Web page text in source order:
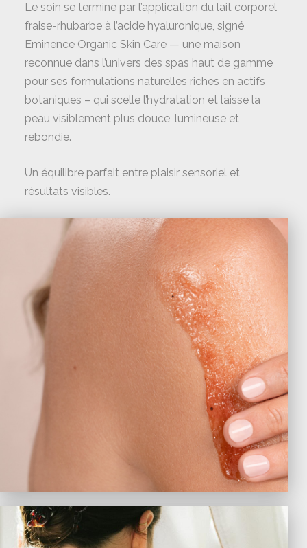
Le soin se termine par l’application du lait corporel
fraise-rhubarbe à l’acide hyaluronique, signé
Eminence Organic Skin Care— une maison
reconnue dans l’univers des spas haut de gamme
pour ses formulations naturelles riches en actifs
botaniques – qui scelle l’hydratation et laisse la
peau visiblement plus douce, lumineuse et
rebondie.
Un équilibre parfait entre plaisir sensoriel et
résultats visibles.